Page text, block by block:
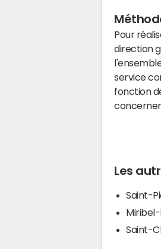
Pour
direction
service
fonction
Les
Saint-
Saint-